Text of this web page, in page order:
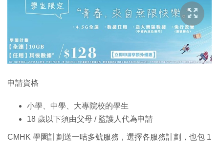
申請資格
小學、中學、大專院校的學生
18 歲以下須由父母 / 監護人代為申請
CMHK 學園計劃送一咭多號服務，選擇各服務計劃，也包 1